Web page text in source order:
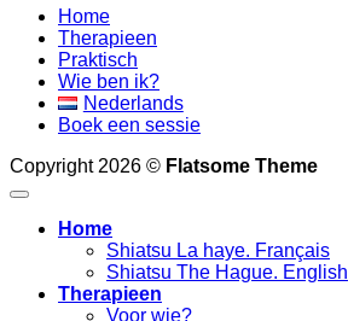
Home
Therapieen
Praktisch
Wie ben ik?
Nederlands
Boek een sessie
Copyright 2026 © Flatsome Theme
Home
Shiatsu La haye. Français
Shiatsu The Hague. English
Therapieen
Voor wie?